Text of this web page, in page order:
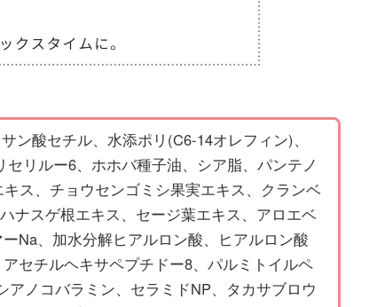
酸セチル、水添ポリ(C6-14オレフィン)、
リルー6、ホホバ種子油、シア脂、パンテノ
ス、チョウセンゴミシ果実エキス、クランベ
ナスゲ根エキス、セージ葉エキス、アロエベ
Na、加水分解ヒアルロン酸、ヒアルロン酸
セチルヘキサペプチドー8、パルミトイルペ
ノコバラミン、セラミドNP、タカサブロウ